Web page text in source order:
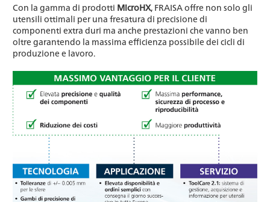
Con la gamma di prodotti MicroHX, FRAISA offre non solo gli
utensili ottimali per una fresatura di precisione di
componenti extra duri ma anche prestazioni che vanno ben
oltre garantendo la massima efficienza possibile dei cicli di
produzione e lavoro.